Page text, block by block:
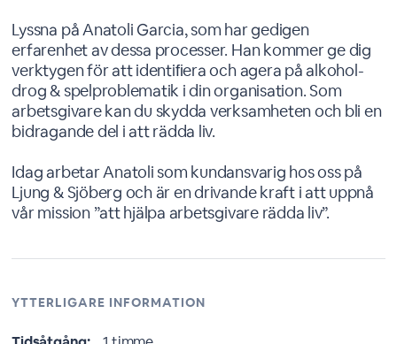
Lyssna på Anatoli Garcia, som har gedigen
erfarenhet av dessa processer. Han kommer ge dig
verktygen för att identiﬁera och agera på alkohol-
drog & spelproblematik i din organisation. Som
arbetsgivare kan du skydda verksamheten och bli en
bidragande del i att rädda liv.
Idag arbetar Anatoli som kundansvarig hos oss på
Ljung & Sjöberg och är en drivande kraft i att uppnå
vår mission ”att hjälpa arbetsgivare rädda liv”.
YTTERLIGARE INFORMATION